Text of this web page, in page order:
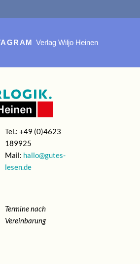
Verlag Wiljo Heinen
Tel.: +49 (0)4623
189925
Mail: hallo@gutes-
lesen.de
Termine nach
Vereinbarung